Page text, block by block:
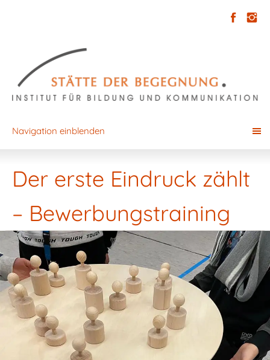
Navigation einblenden
Der erste Eindruck zählt
– Bewerbungstraining